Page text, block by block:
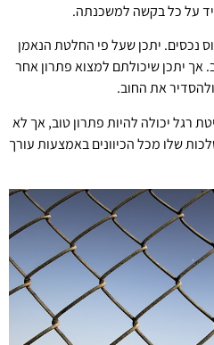
על כל בקשה למשכנתה.
נכסים. יתכן שעל פי החלטת הנאמן
אך יתכן שיכולתם למצוא פתרון אחר
את החוב.
רגל יכולה להיות פתרון טוב, אך לא
שלו מכל הכיוונים באמצעות עורך